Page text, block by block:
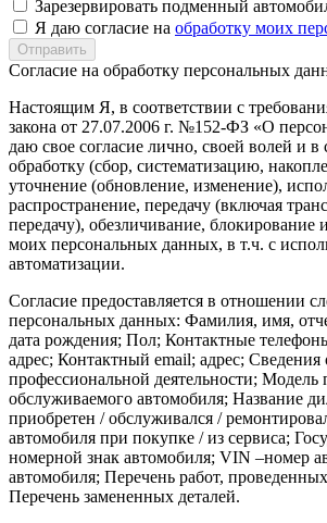
Зарезервировать подменный
Я даю согласие на обработку моих
Согласие на обработку персональных
Настоящим Я, в соответствии с
закона от 27.07.2006 г. №152-ФЗ «О
даю свое согласие лично, своей волей и в
обработку (сбор, систематизацию,
уточнение (обновление, изменение),
распространение, передачу (включая
передачу), обезличивание, блокирование
моих персональных данных, в т.ч. с
автоматизации.
Согласие предоставляется в отношении
персональных данных: Фамилия, имя,
дата рождения; Пол; Контактные
адрес; Контактный email; адрес; Сведения
профессиональной деятельности; Модель
обслуживаемого автомобиля; Название
приобретен / обслуживался /
автомобиля при покупке / из сервиса;
номерной знак автомобиля; VIN –номер
автомобиля; Перечень работ,
Перечень замененных деталей.